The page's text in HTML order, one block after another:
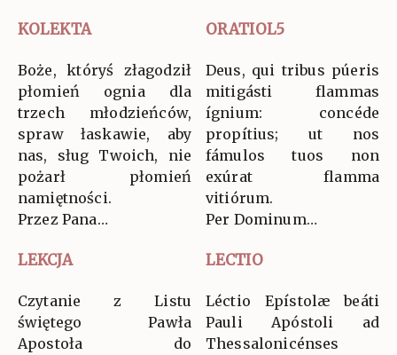
KOLEKTA ORATIOL5
Boże, któryś złagodził
płomień ognia dla
trzech młodzieńców,
spraw łaskawie, aby
nas, sług Twoich, nie
pożarł płomień
namiętności.
Przez Pana…
Deus, qui tribus púeris
mitigásti flammas
ígnium: concéde
propítius; ut nos
fámulos tuos non
exúrat flamma
vitiórum.
Per Dominum…
LEKCJA LECTIO
Czytanie z Listu
świętego Pawła
Apostoła do
Léctio Epístolæ beáti
Pauli Apóstoli ad
Thessalonicénses